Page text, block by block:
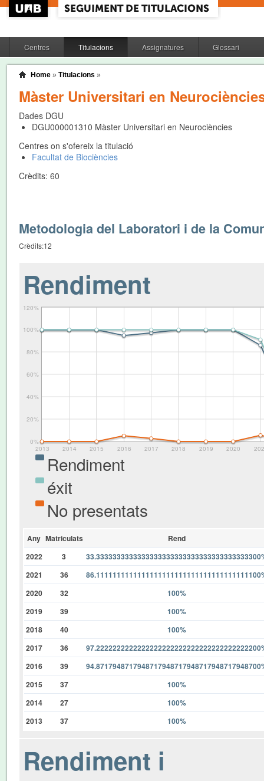
Centres Titulacions Assignatures Glossari
Home » Titulacions »
Màster Universitari en
Dades DGU
DGU000001310 Màster Universitari en Neurociències
Centres on s'ofereix la titulació
Facultat de Biociències
Crèdits: 60
Metodologia del Laboratori i de la
Crèdits:12
Rendiment
2013 2014 2015 2016 2017 2018 2019 2020
0%
20%
40%
60%
80%
100%
120%
Rendiment
éxit
No presentats
Any Matriculats
Rend
2022
3
2021
36
2020
32
100%
2019
39
100%
2018
40
100%
2017
36
2016
39
2015
37
100%
2014
27
100%
2013
37 100%
Rendiment i